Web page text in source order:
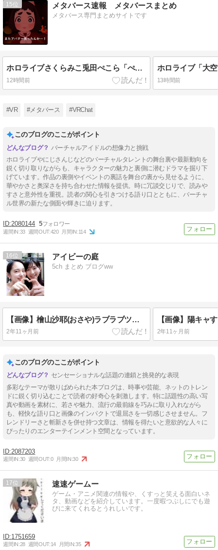
15 メタバース速報 メタバースまとめ
メタバース専門まとめサイトです
ホロライブさくらみこ兎田ぺこら「ぺこみこ」人気キャラがわかるランキング！らしんばん調べ「みこち」大健闘！野うさぎ17位をぺこーらと勘違いする
12時間前 13時間前
#VR #メタバース #VRChat
このブログのここがポイント
バーチャルアイドルの想像力と挑戦
ホロライブやにじさんじなどのバーチャルタレントの舞台裏や最新動向を
鋭く切り取りながらも、キャラクターの魅力と裏側に潜むドラマを掘り下
げています。作品の裏側やイベントの裏話を舞台の裏から見せるように、
華やかさと奥深さを持ち合わせた情報を提供。時に冗談交じりで、読みや
すさと意外性を重視。読者の関心を引きつける語り口とともに、バーチャ
ル世界の新たな側面や輝きに迫ります。
2080144 5
週間IN:33 週間OUT:420 月間IN:114
16 アイビーの庭
5ch まとめ ブログww
【画像】檜山沙耶(おさや)ラブラブツーショット写真公開で大荒れ
2年11ヶ月前 2年11ヶ月前
このブログのここがポイント
センセーショナルな話題の連鎖と挑発的な表現
多彩なテーマが散りばめられた本ブログは、時事や芸能、ネットのトレン
ドに鋭く切り込むことで読者の好奇心を刺激します。特に話題性の高い写
真や動画を素材に、若さや魅力、流行の最前線を巧みに取り入れながら
も、軽快な語り口と画像のインパクトで退屈さを一切感じさせません。フ
レンドリーさと斬新さを併せ持つ文章は、情報を得たいと意欲的な人々に
ぴったりのエンターテインメント空間となっています。
2087203
週間IN:30 週間OUT:0 月間IN:30
17 速速ゲームー
ゲーム・アニメ関連の情報や、くすっと笑える面白いネ
タ、動画などを紹介しています。一度暇つぶしにでも遊
びに来てくれるとうれしいです。
1751659
週間IN:28 週間OUT:14 月間IN:35